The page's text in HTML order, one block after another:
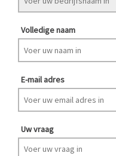
Volledige naam
E-mail adres
Uw vraag